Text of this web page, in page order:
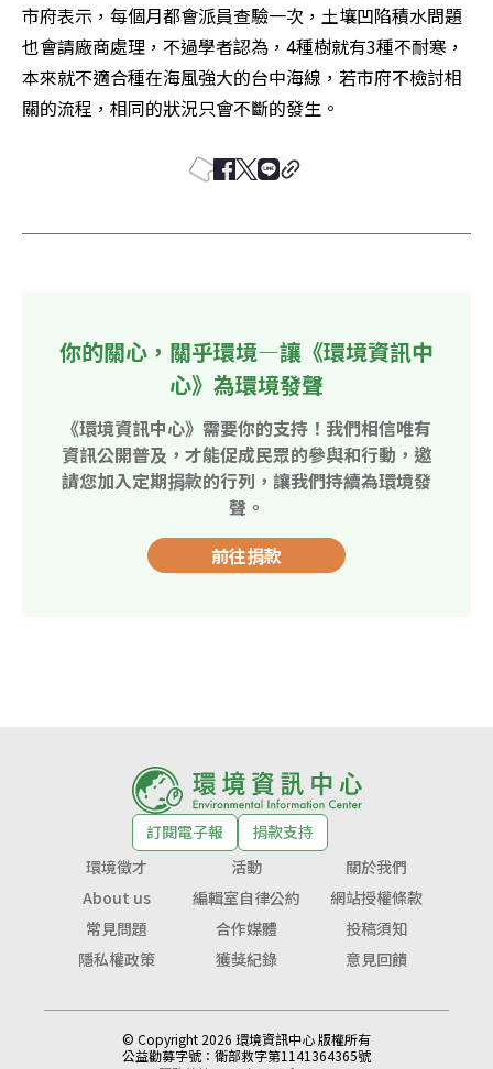
市府表示，每個月都會派員查驗一次，土壤凹陷積水問題
也會請廠商處理，不過學者認為，4種樹就有3種不耐寒，
本來就不適合種在海風強大的台中海線，若市府不檢討相
關的流程，相同的狀況只會不斷的發生。
你的關心，關乎環境—讓《環境資訊中
心》為環境發聲
《環境資訊中心》需要你的支持！我們相信唯有
資訊公開普及，才能促成民眾的參與和行動，邀
請您加入定期捐款的行列，讓我們持續為環境發
聲。
前往捐款
訂閱電子報
捐款支持
環境徵才
活動
關於我們
About us
編輯室自律公約
網站授權條款
常見問題
合作媒體
投稿須知
隱私權政策
獲獎紀錄 意見回饋
© Copyright 2026 環境資訊中心 版權所有
公益勸募字號： 衛部救字第1141364365號